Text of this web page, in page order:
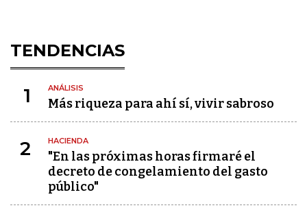
TENDENCIAS
1 ANÁLISIS
Más riqueza para ahí sí, vivir sabroso
2 HACIENDA
"En las próximas horas firmaré el
decreto de congelamiento del gasto
público"